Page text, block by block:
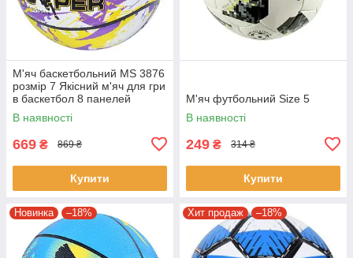
М'яч баскетбольний MS 3876
розмір 7 Якісний м'яч для гри
в баскетбол 8 панелей
В наявності
669 ₴ 869 ₴
Купити
М'яч футбольний Size 5
В наявності
249 ₴ 314 ₴
Купити
Новинка –18% Хит продаж –18%